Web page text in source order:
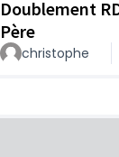
Doublement
Père
christophe